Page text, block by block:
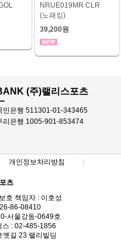
NRUE019MR CLR
(노패킹)
39,200원
(주)랠리스포츠
민은행 511301-01-343465
리은행 1005-901-853474
개인정보처리방침
츠
호 책임자 : 이호성
86-08410
서울강동-0649호
스 : 02-485-1856
옛길 23 랠리빌딩